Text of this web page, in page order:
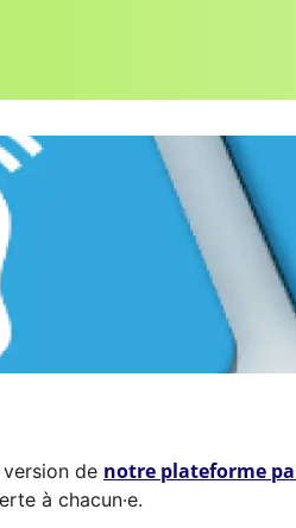
de notre plateforme
à chacun·e.